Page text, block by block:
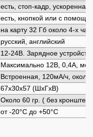
есть, стоп-кадр,
есть, кнопкой или с
на карту 32 Гб около 4-x
русский, английский
12-24В. Зарядное
Максимально 12В, 0,4А,
Встроенная, 120мА/ч,
67х30х57 (ШхГхВ)
Около 60 гр. ( без
от -20°С до +50°С